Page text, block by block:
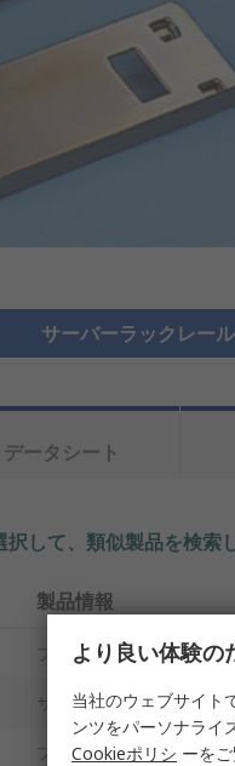
サーバーラックレー
データシート
して、類似製品を検索
製品情報
ブランド
サブタイプ
プロダクトタイプ
より良い体験
当社のウェブサイト
ンツをパーソナライ
Cookieポリシ ーをご